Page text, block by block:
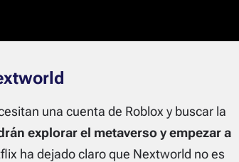
una cuenta de Roblox y buscar la
explorar el metaverso y empezar a
ha dejado claro que Nextworld no es